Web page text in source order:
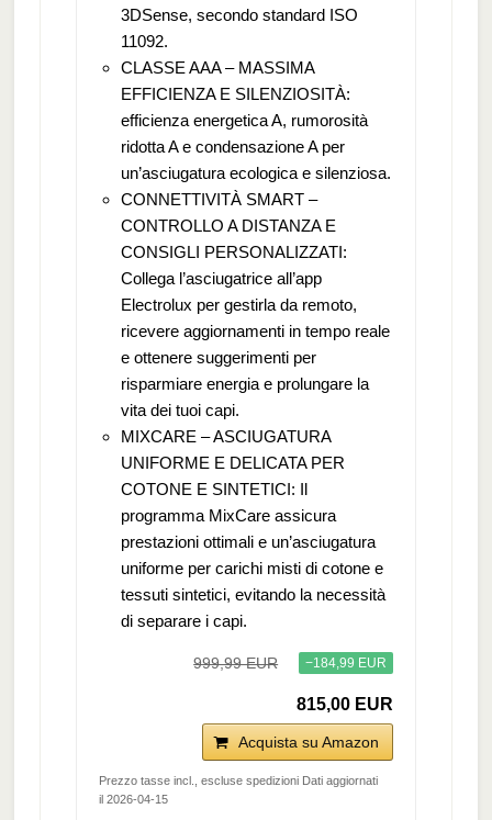
3DSense, secondo standard ISO
11092.
CLASSE AAA – MASSIMA
EFFICIENZA E SILENZIOSITÀ:
efficienza energetica A, rumorosità
ridotta A e condensazione A per
un’asciugatura ecologica e silenziosa.
CONNETTIVITÀ SMART –
CONTROLLO A DISTANZA E
CONSIGLI PERSONALIZZATI:
Collega l’asciugatrice all’app
Electrolux per gestirla da remoto,
ricevere aggiornamenti in tempo reale
e ottenere suggerimenti per
risparmiare energia e prolungare la
vita dei tuoi capi.
MIXCARE – ASCIUGATURA
UNIFORME E DELICATA PER
COTONE E SINTETICI: Il
programma MixCare assicura
prestazioni ottimali e un’asciugatura
uniforme per carichi misti di cotone e
tessuti sintetici, evitando la necessità
di separare i capi.
999,99 EUR −184,99 EUR
815,00 EUR
Acquista su Amazon
Prezzo tasse incl., escluse spedizioni Dati aggiornati
il 2026-04-15